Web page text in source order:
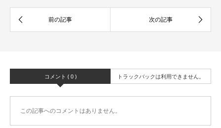
コメント ( 0 ) トラックバックは利用できません。
この記事へのコメントはありません。